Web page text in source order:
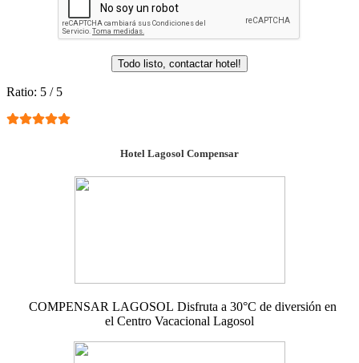
Ratio: 5 / 5
Hotel Lagosol Compensar
COMPENSAR LAGOSOL Disfruta a 30°C de diversión en
el Centro Vacacional Lagosol